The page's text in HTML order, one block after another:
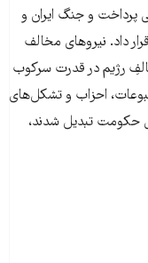
پرداخت و جنگ ایران و
داد. نیروهای مخالف
رژیم در قدرت سرکوب
احزاب و تشکل‌های
حکومت تبدیل شدند،